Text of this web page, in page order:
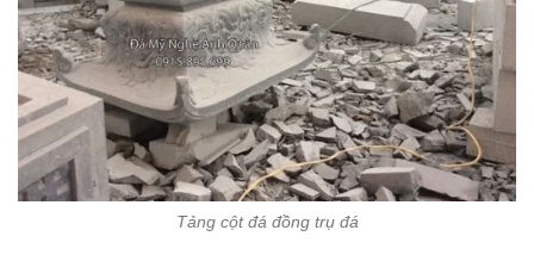
Tảng cột đá đồng trụ đá